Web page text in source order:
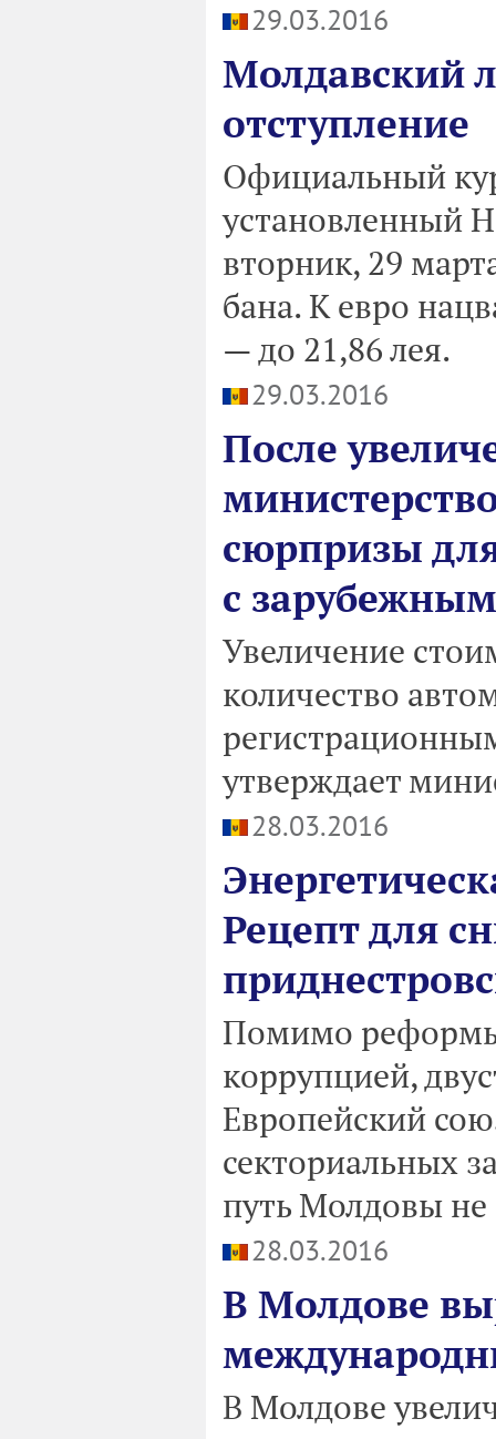
29.03.2016
Молдавский
отступление
Официальный
установленный
вторник, 29
бана. К евро
— до 21,86 лея.
29.03.2016
После
сюрпризы
с
Увеличение
количество
утверждает
28.03.2016
Рецепт для
Помимо
коррупцией,
Европейский
секториальных
путь Молдовы не
28.03.2016
В Молдове
В Молдове